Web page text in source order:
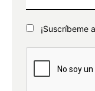
¡Suscríbeme